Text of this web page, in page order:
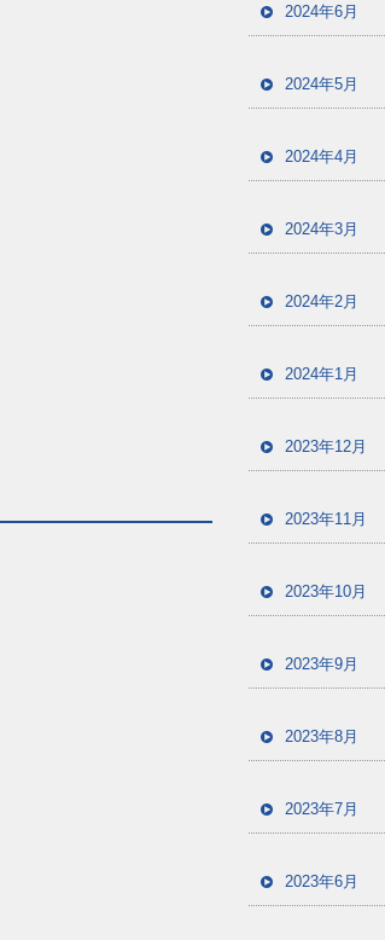
2024年6月
2024年5月
2024年4月
2024年3月
2024年2月
2024年1月
2023年12月
2023年11月
2023年10月
2023年9月
2023年8月
2023年7月
2023年6月